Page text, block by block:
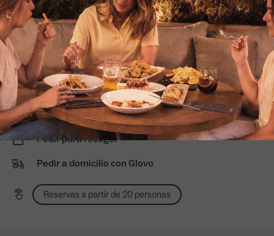
Reserva tu evento
Mediodía: 13:00 a 16:30
Noche domingo a jueves: 20:00 a 23:00
Noche de viernes y sábado: 20:00 a 0:00
Terraza exterior
Accede a nuestras cartas adaptadas
Pedir para recoger
Pedir a domicilio con Glovo
Reservas a partir de 20 personas